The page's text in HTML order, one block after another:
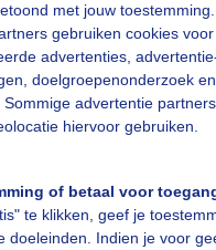
met jouw
gebruiken cookies voor
advertenties,
doelgroepenonderzoek
advertentie
hiervoor gebruiken.
of betaal voor
te klikken, geef je
doeleinden. Indien je voor
op het Wad
Wind